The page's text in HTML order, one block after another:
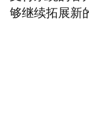
够继续拓展新